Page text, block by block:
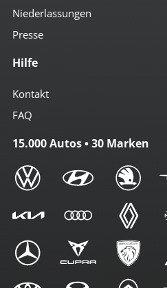
Niederlassungen
Presse
Hilfe
Kontakt
FAQ
15.000 Autos • 30 Marken